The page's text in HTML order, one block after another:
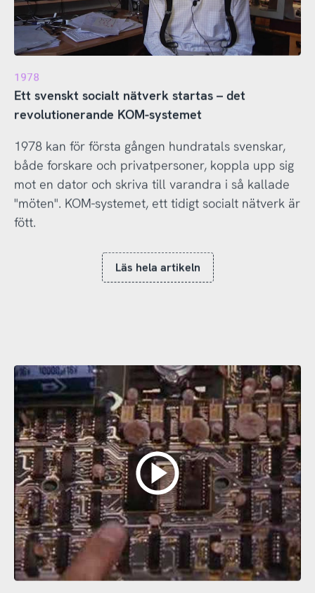
1978
Ett svenskt socialt nätverk startas – det
revolutionerande KOM-systemet
1978 kan för första gången hundratals svenskar,
både forskare och privatpersoner, koppla upp sig
mot en dator och skriva till varandra i så kallade
"möten". KOM-systemet, ett tidigt socialt nätverk är
fött.
Läs hela artikeln